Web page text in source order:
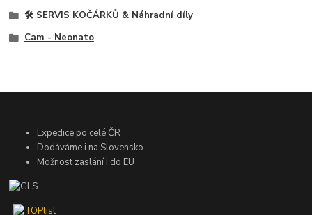
🛠️ SERVIS KOČÁRKŮ & Náhradní díly
Cam - Neonato
Expedice po celé ČR
Dodáváme i na Slovensko
Možnost zaslání i do EU